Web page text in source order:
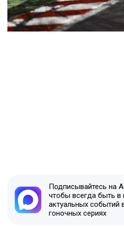
Подписывайтесь на
чтобы всегда быть в
актуальных событий
гоночных сериях